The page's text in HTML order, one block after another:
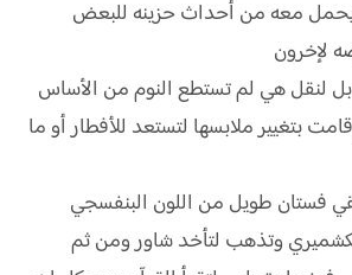
معه من أحداث حزينه للبعض
لإخرون
بل لنقل هي لم تستطع النوم من الأساس
بتغيير ملابسها لتستعد للأفطار أو ما
فستان طويل من اللون البنفسجي
وتذهب لتأخد شاور ومن ثم